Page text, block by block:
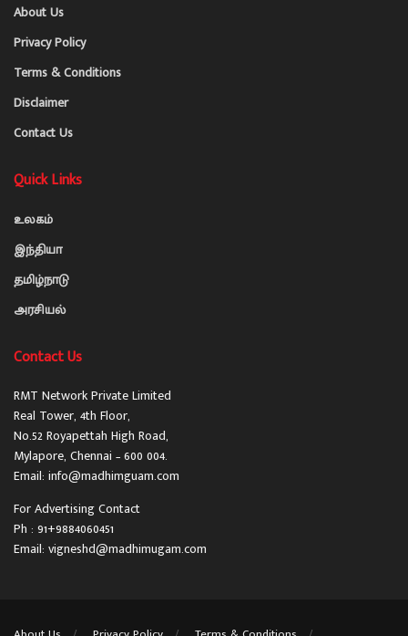
About Us
Privacy Policy
Terms & Conditions
Disclaimer
Contact Us
Quick Links
உலகம்
இந்தியா
தமிழ்நாடு
அரசியல்
Contact Us
RMT Network Private Limited
Real Tower, 4th Floor,
No.52 Royapettah High Road,
Mylapore, Chennai – 600 004.
Email: info@madhimguam.com
For Advertising Contact
Ph : 91+9884060451
Email: vigneshd@madhimugam.com